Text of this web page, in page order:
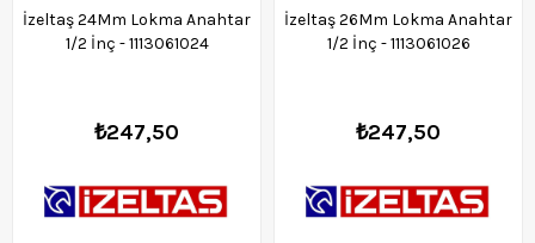
İzeltaş 24Mm Lokma Anahtar
1/2 İnç - 1113061024
₺247,50
İzeltaş 26Mm Lokma Anahtar
1/2 İnç - 1113061026
₺247,50